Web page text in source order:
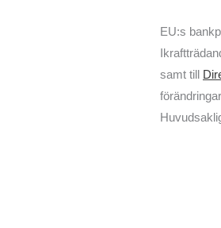
EU:s
samt till